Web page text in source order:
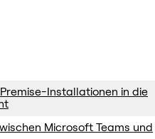
Installationen in die
Microsoft Teams und